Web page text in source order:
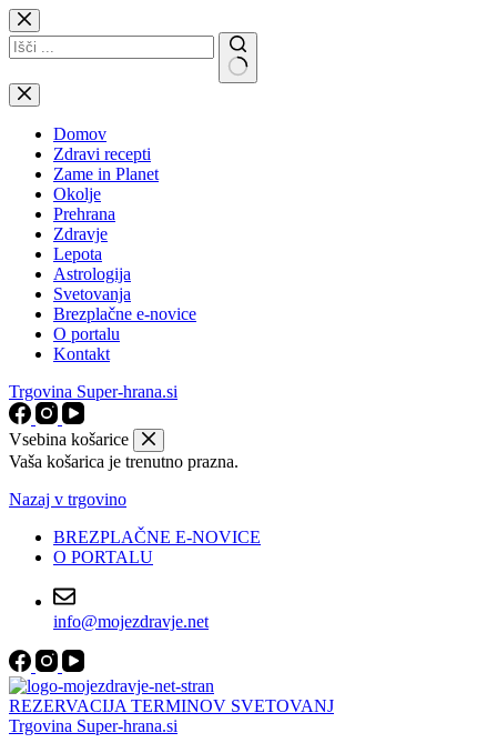
Skip
to
content
No
results
Domov
Zdravi recepti
Zame in Planet
Okolje
Prehrana
Zdravje
Lepota
Astrologija
Svetovanja
Brezplačne e-novice
O portalu
Kontakt
Trgovina Super-hrana.si
Vsebina košarice
Vaša košarica je trenutno prazna.
Nazaj v trgovino
BREZPLAČNE E-NOVICE
O PORTALU
info@mojezdravje.net
REZERVACIJA TERMINOV SVETOVANJ
Trgovina Super-hrana.si